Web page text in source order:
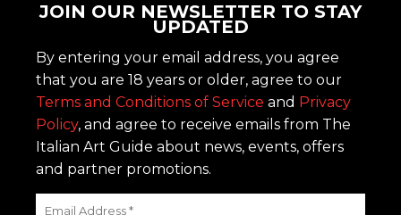
JOIN OUR NEWSLETTER TO STAY
UPDATED
By entering your email address, you agree
that you are 18 years or older, agree to our
Terms and Conditions of Service and Privacy
Policy, and agree to receive emails from The
Italian Art Guide about news, events, offers
and partner promotions.